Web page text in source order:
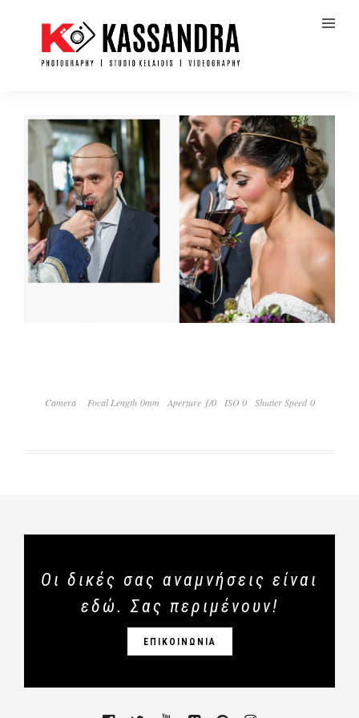
Camera Focal Length 0mm Aperture ƒ/0 ISO 0 Shutter Speed 0
Οι δικές σας αναμνήσεις είναι
εδώ. Σας περιμένουν!
ΕΠΙΚΟΙΝΩΝΙΑ